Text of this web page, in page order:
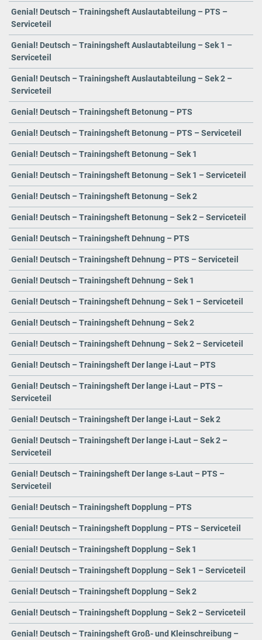
Genial! Deutsch – Trainingsheft Auslautabteilung – PTS –
Serviceteil
Genial! Deutsch – Trainingsheft Auslautabteilung – Sek 1 –
Serviceteil
Genial! Deutsch – Trainingsheft Auslautabteilung – Sek 2 –
Serviceteil
Genial! Deutsch – Trainingsheft Betonung – PTS
Genial! Deutsch – Trainingsheft Betonung – PTS – Serviceteil
Genial! Deutsch – Trainingsheft Betonung – Sek 1
Genial! Deutsch – Trainingsheft Betonung – Sek 1 – Serviceteil
Genial! Deutsch – Trainingsheft Betonung – Sek 2
Genial! Deutsch – Trainingsheft Betonung – Sek 2 – Serviceteil
Genial! Deutsch – Trainingsheft Dehnung – PTS
Genial! Deutsch – Trainingsheft Dehnung – PTS – Serviceteil
Genial! Deutsch – Trainingsheft Dehnung – Sek 1
Genial! Deutsch – Trainingsheft Dehnung – Sek 1 – Serviceteil
Genial! Deutsch – Trainingsheft Dehnung – Sek 2
Genial! Deutsch – Trainingsheft Dehnung – Sek 2 – Serviceteil
Genial! Deutsch – Trainingsheft Der lange i-Laut – PTS
Genial! Deutsch – Trainingsheft Der lange i-Laut – PTS –
Serviceteil
Genial! Deutsch – Trainingsheft Der lange i-Laut – Sek 2
Genial! Deutsch – Trainingsheft Der lange i-Laut – Sek 2 –
Serviceteil
Genial! Deutsch – Trainingsheft Der lange s-Laut – PTS –
Serviceteil
Genial! Deutsch – Trainingsheft Dopplung – PTS
Genial! Deutsch – Trainingsheft Dopplung – PTS – Serviceteil
Genial! Deutsch – Trainingsheft Dopplung – Sek 1
Genial! Deutsch – Trainingsheft Dopplung – Sek 1 – Serviceteil
Genial! Deutsch – Trainingsheft Dopplung – Sek 2
Genial! Deutsch – Trainingsheft Dopplung – Sek 2 – Serviceteil
Genial! Deutsch – Trainingsheft Groß- und Kleinschreibung –